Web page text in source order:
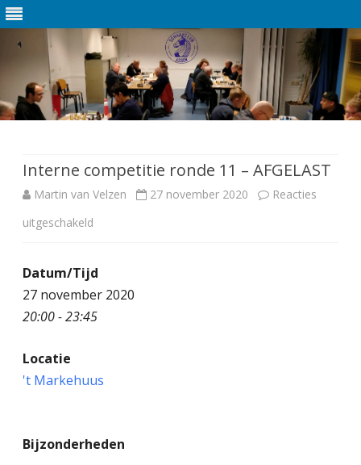
de
inhoud
Interne competitie ronde 11 – AFGELAST
Martin van Velzen 27 november 2020
Reacties
uitgeschakeld
o
r
Datum/Tijd
27 november 2020
20:00 - 23:45
Locatie
't Markehuus
Bijzonderheden